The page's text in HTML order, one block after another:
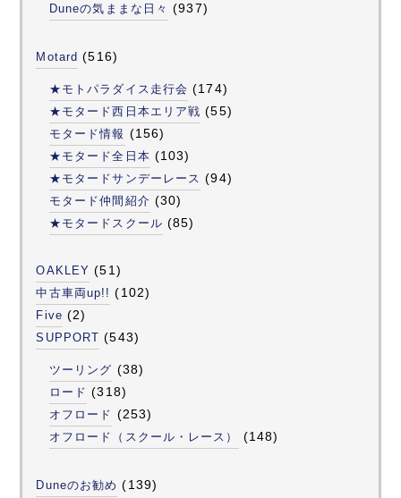
Duneの気ままな日々 (937)
Motard (516)
★モトパラダイス走行会 (174)
★モタード西日本エリア戦 (55)
モタード情報 (156)
★モタード全日本 (103)
★モタードサンデーレース (94)
モタード仲間紹介 (30)
★モタードスクール (85)
OAKLEY (51)
中古車両up!! (102)
Five (2)
SUPPORT (543)
ツーリング (38)
ロード (318)
オフロード (253)
オフロード（スクール・レース） (148)
Duneのお勧め (139)